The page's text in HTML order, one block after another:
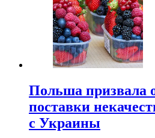
Польша призвала
поставки
с Украины